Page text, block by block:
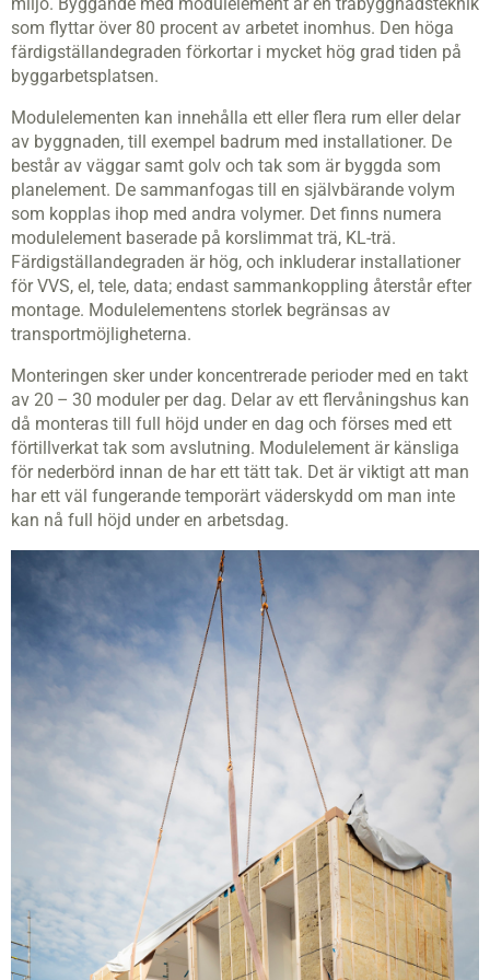
som flyttar över 80 procent av arbetet inomhus. Den höga
färdigställandegraden förkortar i mycket hög grad tiden på
byggarbetsplatsen.
Modulelementen kan innehålla ett eller flera rum eller delar
av byggnaden, till exempel badrum med installationer. De
består av väggar samt golv och tak som är byggda som
planelement. De sammanfogas till en självbärande volym
som kopplas ihop med andra volymer. Det finns numera
modulelement baserade på korslimmat trä, KL-trä.
Färdigställandegraden är hög, och inkluderar installationer
för VVS, el, tele, data; endast sammankoppling återstår efter
montage. Modulelementens storlek begränsas av
transportmöjligheterna.
Monteringen sker under koncentrerade perioder med en takt
av 20 – 30 moduler per dag. Delar av ett flervåningshus kan
då monteras till full höjd under en dag och förses med ett
förtillverkat tak som avslutning. Modulelement är känsliga
för nederbörd innan de har ett tätt tak. Det är viktigt att man
har ett väl fungerande temporärt väderskydd om man inte
kan nå full höjd under en arbetsdag.